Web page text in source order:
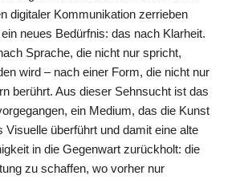
digitaler Kommunikation zerrieben
neues Bedürfnis: das nach Klarheit.
Sprache, die nicht nur spricht,
wird – nach einer Form, die nicht nur
berührt. Aus dieser Sehnsucht ist das
ein Medium, das die Kunst
Visuelle überführt und damit eine alte
in die Gegenwart zurückholt: die
zu schaffen, wo vorher nur